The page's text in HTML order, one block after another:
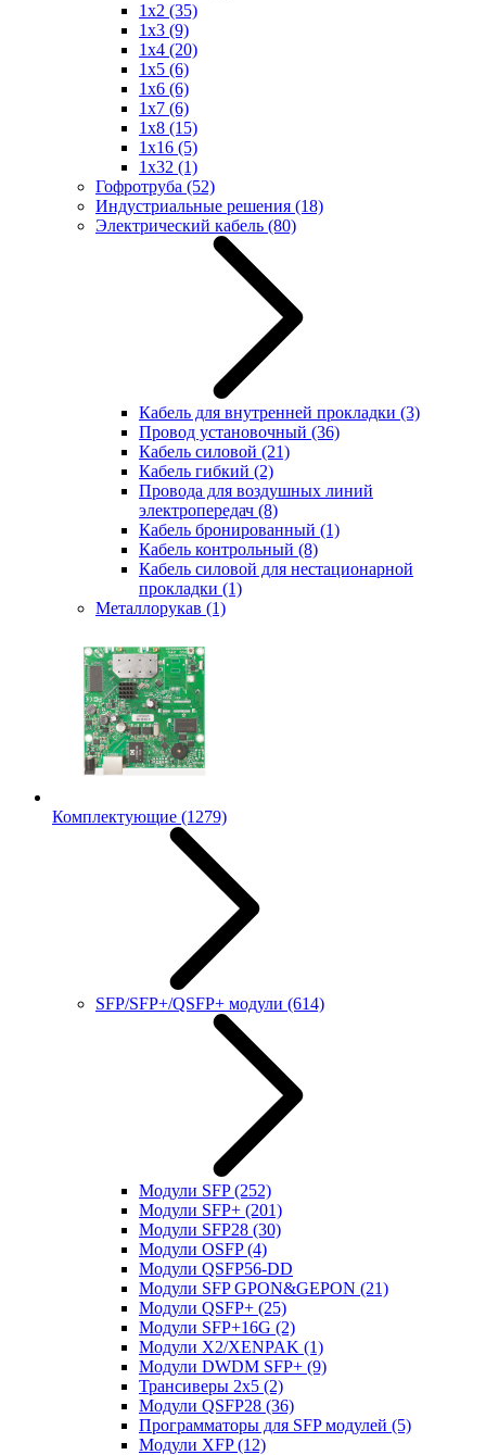
1x2 (35)
1x3 (9)
1x4 (20)
1x5 (6)
1x6 (6)
1x7 (6)
1x8 (15)
1x16 (5)
1x32 (1)
Гофротруба (52)
Индустриальные решения (18)
Электрический кабель (80)
Кабель для внутренней прокладки (3)
Провод установочный (36)
Кабель силовой (21)
Кабель гибкий (2)
Провода для воздушных линий
электропередач (8)
Кабель бронированный (1)
Кабель контрольный (8)
Кабель силовой для нестационарной
прокладки (1)
Металлорукав (1)
Комплектующие (1279)
SFP/SFP+/QSFP+ модули (614)
Модули SFP(252)
Модули SFP+ (201)
Модули SFP28 (30)
Модули OSFP(4)
Модули QSFP56-DD
Модули SFP GPON&GEPON (21)
Модули QSFP+ (25)
Модули SFP+16G (2)
Модули X2/XENPAK (1)
Модули DWDM SFP+ (9)
Трансиверы 2x5 (2)
Модули QSFP28 (36)
Программаторы для SFP модулей (5)
Модули XFP(12)